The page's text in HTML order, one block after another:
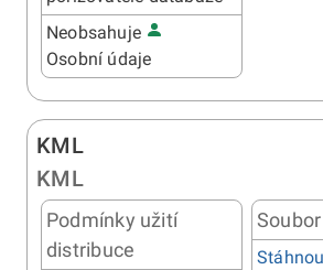
Neobsahuje
Osobní údaje
KML
KML
Podmínky užití
distribuce